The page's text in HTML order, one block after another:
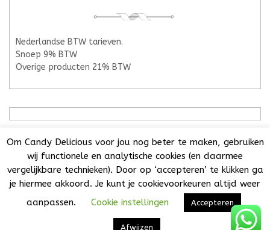
Nederlandse BTW tarieven.
Snoep 9% BTW
Overige producten 21% BTW
Candy Delicious 2018-2025© | All Rights Reserved. | KvK:
73032808 | BTW NL001776860B44 | Het is niet toegestaan
teksten, foto's of enig onderdeel van deze website over te
nemen of te verspreiden zonder uitdrukkelijke
Ontworpen door
Om Candy Delicious voor jou nog beter te maken, gebruiken
wij functionele en analytische cookies (en daarmee
vergelijkbare technieken). Door op ‘accepteren’ te klikken ga
je hiermee akkoord. Je kunt je cookievoorkeuren altijd weer
aanpassen.
Cookie instellingen Accepteren
Afwijzen